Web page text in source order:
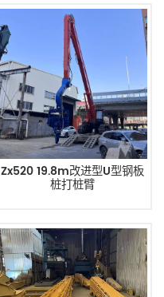
Zx520 19.8m改进型U型钢板
桩打桩臂